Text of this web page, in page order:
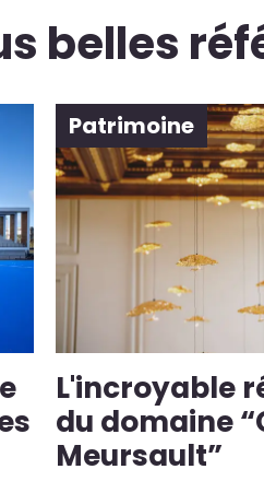
belles
Patrimoine
L'incroyable
du domaine
Meursault”